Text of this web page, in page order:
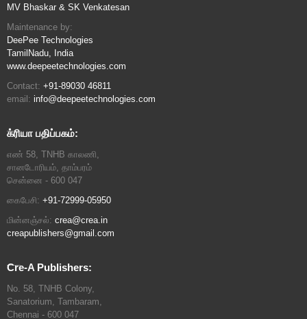
MV Bhaskar & SK Venkatesan
Maintenance by:
DeePee Technologies
TamilNadu, India
www.deepeetechnologies.com
Contact: +91-89030 46811
email: info@deepeetechnologies.com
க்ரியா பதிப்பகம்:
எண் 58, TNHB காலணி,
சானடோரியம், தாம்பரம்
சென்னை - 600 047
கைபேசி: +91-72999-05950
மின்னஞ்சல்: crea@crea.in
creapublishers@gmail.com
Cre-A Publishers:
No. 58, TNHB Colony,
Sanatorium, Tambaram,
Chennai - 600 047